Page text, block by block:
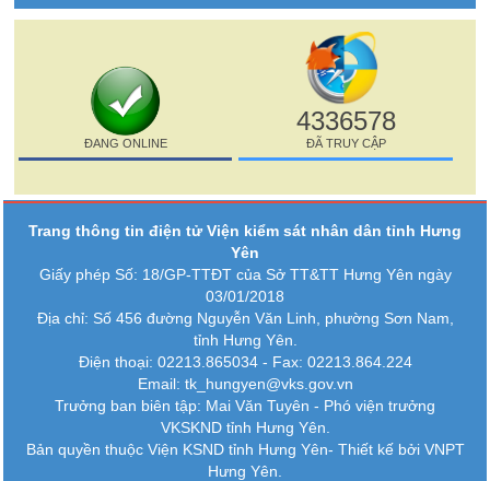
ĐANG ONLINE
4336578
ĐÃ TRUY CẬP
Trang thông tin điện tử Viện kiểm sát nhân dân tỉnh Hưng
Yên
Giấy phép Số: 18/GP-TTĐT của Sở TT&TT Hưng Yên ngày
03/01/2018
Địa chỉ: Số 456 đường Nguyễn Văn Linh, phường Sơn Nam,
tỉnh Hưng Yên.
Điện thoại: 02213.865034 - Fax: 02213.864.224
Email: tk_hungyen@vks.gov.vn
Trưởng ban biên tập: Mai Văn Tuyên - Phó viện trưởng
VKSKND tỉnh Hưng Yên.
Bản quyền thuộc Viện KSND tỉnh Hưng Yên- Thiết kế bởi VNPT
Hưng Yên.